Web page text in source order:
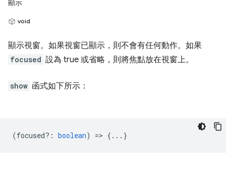
顯示
void
顯示視窗。如果視窗已顯示，則不會有任何動作。如果
focused 設為 true 或省略，則將焦點放在視窗上。
show 函式如下所示：
(focused? : boolean) => {...}